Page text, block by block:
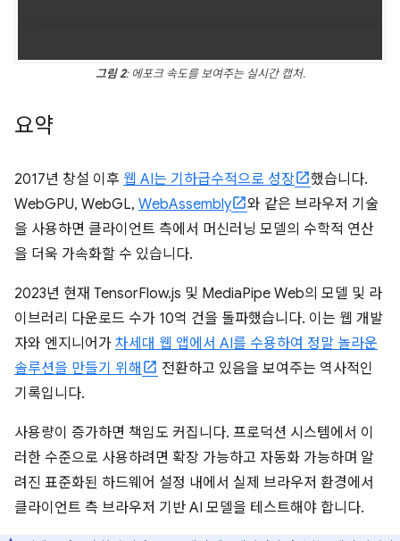
그림 2: 에포크 속도를 보여주는 실시간 캡처.
요약
2017년 창설 이후 웹 AI는 기하급수적으로 성장
했습니다.
WebGPU, WebGL, WebAssembly
와 같은 브라우저 기술
을 사용하면 클라이언트 측에서 머신러닝 모델의 수학적 연산
을 더욱 가속화할 수 있습니다.
2023년 현재 TensorFlow.js 및 MediaPipe Web의 모델 및 라
이브러리 다운로드 수가 10억 건을 돌파했습니다. 이는 웹 개발
자와 엔지니어가 차세대 웹 앱에서 AI를 수용하여 정말 놀라운
솔루션을 만들기 위해
전환하고 있음을 보여주는 역사적인
기록입니다.
사용량이 증가하면 책임도 커집니다. 프로덕션 시스템에서 이
러한 수준으로 사용하려면 확장 가능하고 자동화 가능하며 알
려진 표준화된 하드웨어 설정 내에서 실제 브라우저 환경에서
클라이언트 측 브라우저 기반 AI 모델을 테스트해야 합니다.